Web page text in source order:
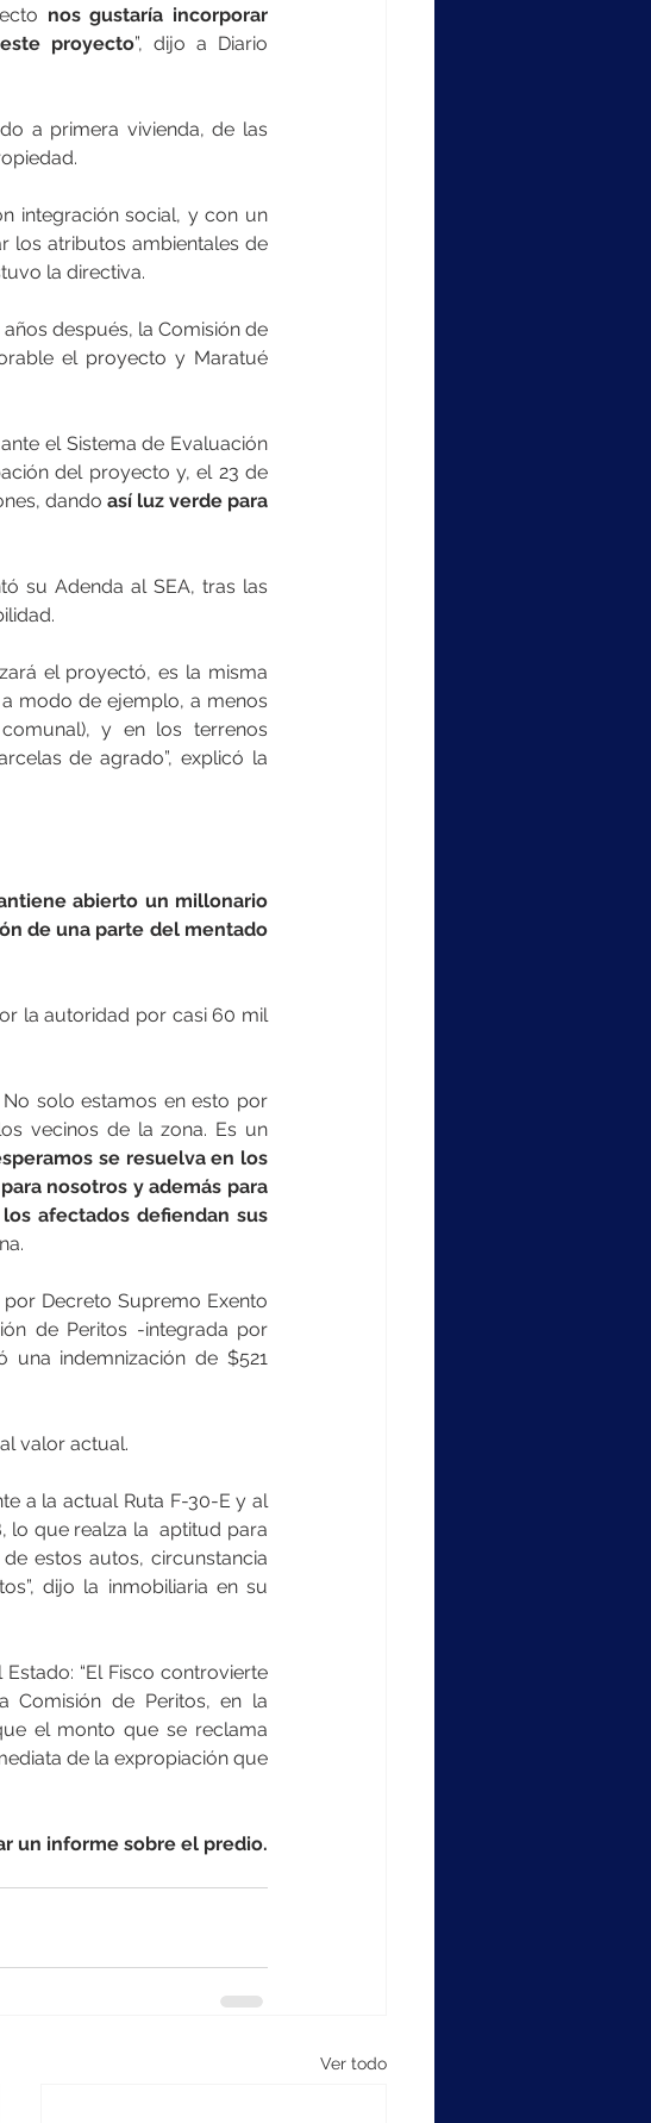
nos gustaría incorporar
proyecto”, dijo a Diario
a primera vivienda, de las
integración social, y con un
los atributos ambientales de
la directiva.
después, la Comisión de
el proyecto y Maratué
el Sistema de Evaluación
del proyecto y, el 23 de
dando así luz verde para
su Adenda al SEA, tras las
el proyectó, es la misma
modo de ejemplo, a menos
y en los terrenos
de agrado”, explicó la
abierto un millonario
de una parte del mentado
la autoridad por casi 60 mil
No solo estamos en esto por
vecinos de la zona. Es un
se resuelva en los
nosotros y además para
afectados defiendan sus
Decreto Supremo Exento
de Peritos -integrada por
una indemnización de $521
valor actual.
a la actual Ruta F-30-E y al
lo que realza la  aptitud para
estos autos, circunstancia
dijo la inmobiliaria en su
“El Fisco controvierte
Comisión de Peritos, en la
el monto que se reclama
de la expropiación que
un informe sobre el predio.
Ver todo